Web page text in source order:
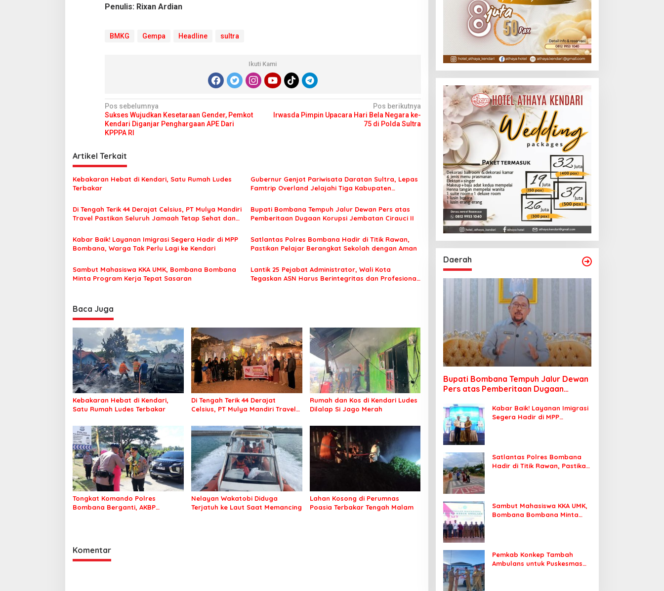
Penulis: Rixan Ardian
BMKG Gempa Headline sultra
Ikuti Kami
N
a
v
i
g
a
i
p
s
Pos sebelumnya
Sukses Wujudkan Kesetaraan Gender, Pemkot
Kendari Diganjar Penghargaan APE Dari
KPPPA RI
Pos berikutnya
Irwasda Pimpin Upacara Hari Bela Negara ke-
75 di Polda Sultra
Artikel Terkait
Kebakaran Hebat di Kendari, Satu Rumah Ludes
Terbakar
Gubernur Genjot Pariwisata Daratan Sultra, Lepas
Famtrip Overland Jelajahi Tiga Kabupaten
Di Tengah Terik 44 Derajat Celsius, PT Mulya Mandiri
Travel Pastikan Seluruh Jamaah Tetap Sehat dan
Bupati Bombana Tempuh Jalur Dewan Pers atas
Pemberitaan Dugaan Korupsi Jembatan Cirauci II
Kabar Baik! Layanan Imigrasi Segera Hadir di MPP
Bombana, Warga Tak Perlu Lagi ke Kendari
Satlantas Polres Bombana Hadir di Titik Rawan,
Pastikan Pelajar Berangkat Sekolah dengan Aman
Sambut Mahasiswa KKA UMK, Bombana Bombana
Minta Program Kerja Tepat Sasaran
Lantik 25 Pejabat Administrator, Wali Kota
Tegaskan ASN Harus Berintegritas dan Profesional
Baca Juga
Kebakaran Hebat di Kendari,
Satu Rumah Ludes Terbakar
Di Tengah Terik 44 Derajat
Celsius, PT Mulya Mandiri Travel
Sehat dan Nyaman Beribadah
Rumah dan Kos di Kendari Ludes
Dilalap Si Jago Merah
Tongkat Komando Polres
Bombana Berganti, AKBP
Nelayan Wakatobi Diduga
Terjatuh ke Laut Saat Memancing
Lahan Kosong di Perumnas
Poasia Terbakar Tengah Malam
Komentar
Daerah
Bupati Bombana Tempuh Jalur Dewan
Pers atas Pemberitaan Dugaan
Kabar Baik! Layanan Imigrasi
Segera Hadir di MPP
Satlantas Polres Bombana
Hadir di Titik Rawan, Pastikan
Sambut Mahasiswa KKA UMK,
Bombana Bombana Minta
Pemkab Konkep Tambah
Ambulans untuk Puskesmas